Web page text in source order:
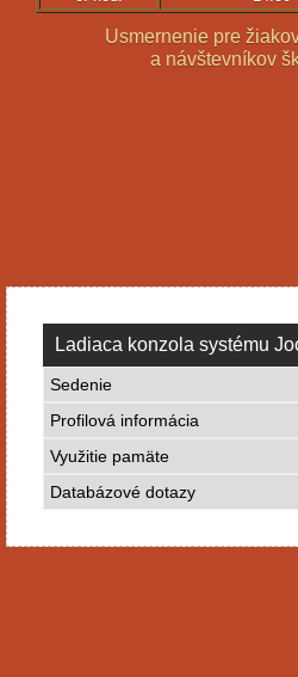
Usmernenie pre
a návštevníkov
Ladiaca konzola systému
Sedenie
Profilová informácia
Využitie pamäte
Databázové dotazy